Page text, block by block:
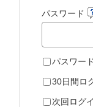
パスワード
パスワー
30日間ロ
次回ログ